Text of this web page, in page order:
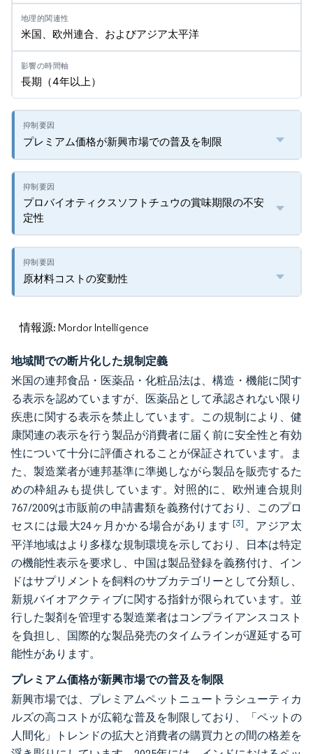
米国、欧州連合、およびアジア太平洋
長期（4年以上）
プレミアム価格が新興市場での普及を制限
プロバイオティクスソフトチュウの賞味期限の不安
定性
原材料コストの変動性
情報源: Mordor Intelligence
地域間での断片化した規制定義
米国の連邦食品・医薬品・化粧品法は、構造・機能に関す
る表示を認めていますが、医薬品として承認されない限り
疾患に関する表示を禁止しています。この規制により、健
康関連の表示を行う製品が消費者に届く前に安全性と有効
性について十分に評価されることが保証されています。ま
た、製造業者が連邦基準に準拠しながら製品を販売するた
めの枠組みも提供しています。対照的に、欧州連合規則
767/2009は市販前の申請書類を義務付けており、このプロ
セスには最大24ヶ月かかる場合があります[3]。アジア太
平洋地域はより多様な規制環境を示しており、日本は特定
の機能性表示を要求し、中国は製品登録を義務付け、イン
ドはサプリメントを飼料のサブカテゴリーとして分類し、
新規バイオアクティブに関する指針が限られています。並
行した製剤を管理する製造業者はコンプライアンスコスト
を負担し、国際的な製品発売のタイムラインが遅延する可
能性があります。
プレミアム価格が新興市場での普及を制限
新興市場では、プレミアムペットニュートラシューティカ
ルズの高コストが広範な普及を制限しており、「ペットの
人間化」トレンドの拡大と消費者の購買力との間の格差を